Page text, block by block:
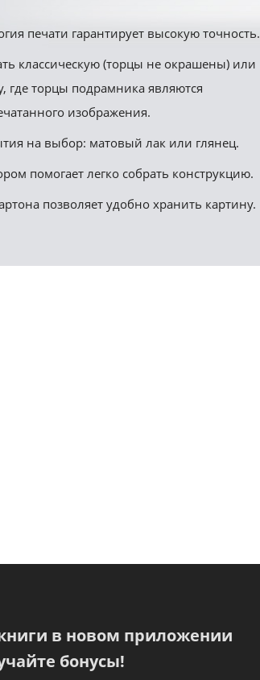
печати гарантирует высокую точность.
классическую (торцы не окрашены) или
где торцы подрамника являются
изображения.
на выбор: матовый лак или глянец.
помогает легко собрать конструкцию.
позволяет удобно хранить картину.
в новом приложении
бонусы!